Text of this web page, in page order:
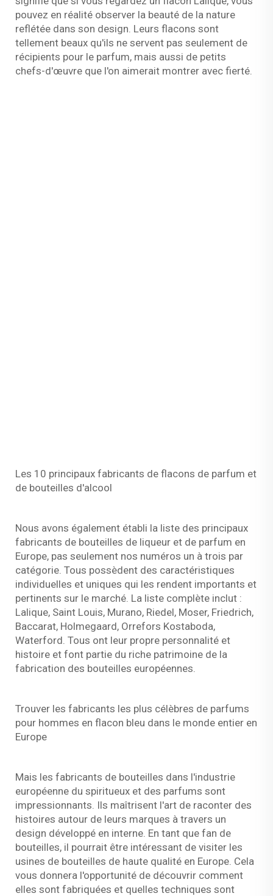
pouvez en réalité observer la beauté de la nature
reflétée dans son design. Leurs flacons sont
tellement beaux qu'ils ne servent pas seulement de
récipients pour le parfum, mais aussi de petits
chefs-d'œuvre que l'on aimerait montrer avec fierté.
Les 10 principaux fabricants de flacons de parfum et
de bouteilles d'alcool
Nous avons également établi la liste des principaux
fabricants de bouteilles de liqueur et de parfum en
Europe, pas seulement nos numéros un à trois par
catégorie. Tous possèdent des caractéristiques
individuelles et uniques qui les rendent importants et
pertinents sur le marché. La liste complète inclut :
Lalique, Saint Louis, Murano, Riedel, Moser, Friedrich,
Baccarat, Holmegaard, Orrefors Kostaboda,
Waterford. Tous ont leur propre personnalité et
histoire et font partie du riche patrimoine de la
fabrication des bouteilles européennes.
Trouver les fabricants les plus célèbres de parfums
pour hommes en flacon bleu dans le monde entier en
Europe
Mais les fabricants de bouteilles dans l'industrie
européenne du spiritueux et des parfums sont
impressionnants. Ils maîtrisent l'art de raconter des
histoires autour de leurs marques à travers un
design développé en interne. En tant que fan de
bouteilles, il pourrait être intéressant de visiter les
usines de bouteilles de haute qualité en Europe. Cela
vous donnera l'opportunité de découvrir comment
elles sont fabriquées et quelles techniques sont